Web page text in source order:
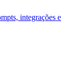
integrações e